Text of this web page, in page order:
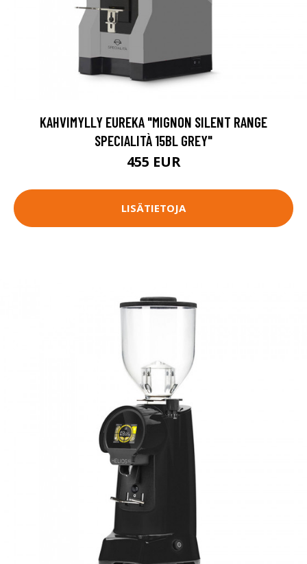
KAHVIMYLLY EUREKA "MIGNON SILENT RANGE
SPECIALITÀ 15BL GREY"
455 EUR
LISÄTIETOJA